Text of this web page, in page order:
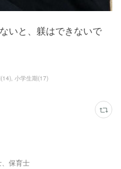
いと、躾はできないで
(14) 小学生期(17)
保育士